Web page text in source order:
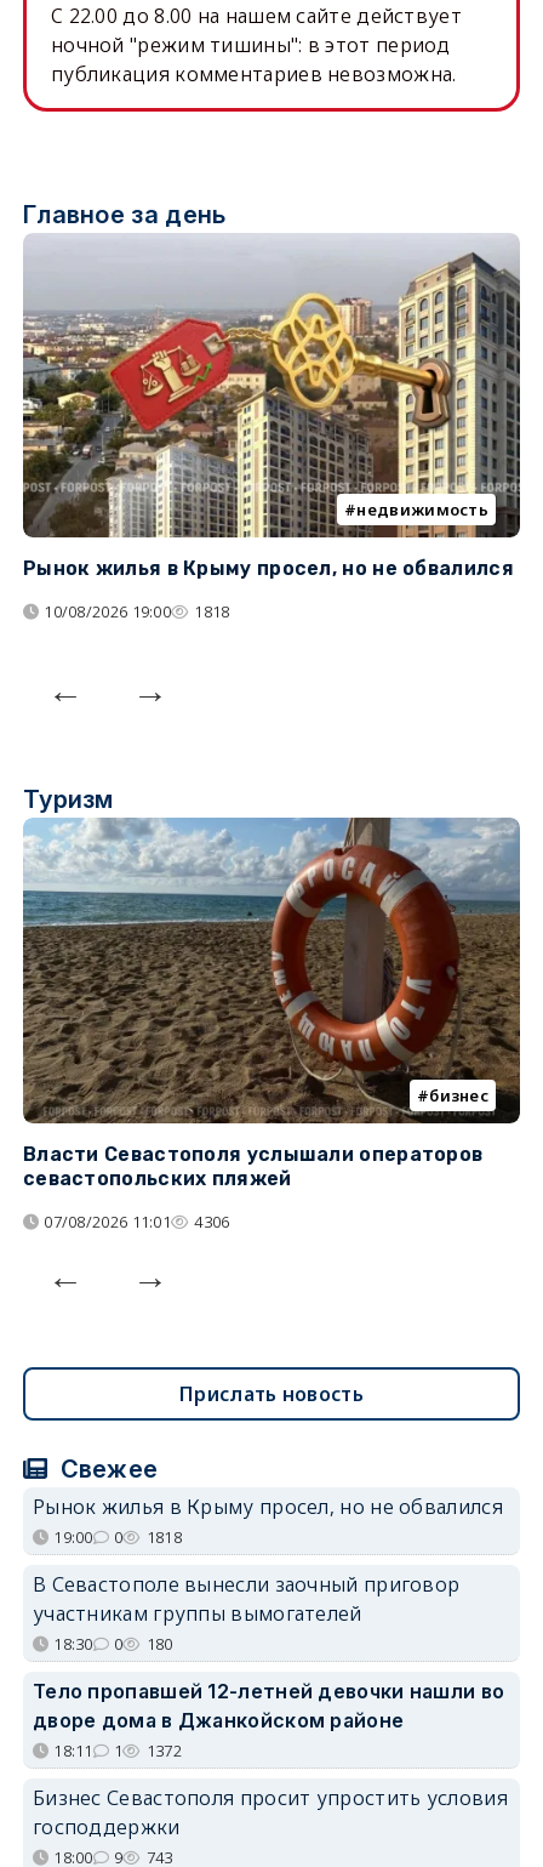
C 22.00 до 8.00 на нашем сайте действует
ночной "режим тишины": в этот период
публикация комментариев невозможна.
Главное за день
недвижимость
Рынок жилья в Крыму просел, но не обвалился
10/08/2026 19:00 1818
Туризм
бизнес
Власти Севастополя услышали операторов
севастопольских пляжей
07/08/2026 11:01 4306
Прислать новость
Свежее
Рынок жилья в Крыму просел, но не обвалился
19:00 0 1818
В Севастополе вынесли заочный приговор
участникам группы вымогателей
18:30 0 180
Тело пропавшей 12-летней девочки нашли во
дворе дома в Джанкойском районе
18:11 1 1372
Бизнес Севастополя просит упростить условия
господдержки
18:00 9 743